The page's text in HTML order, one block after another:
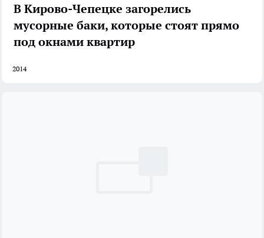
В Кирово-Чепецке загорелись
мусорные баки, которые стоят прямо
под окнами квартир
2014